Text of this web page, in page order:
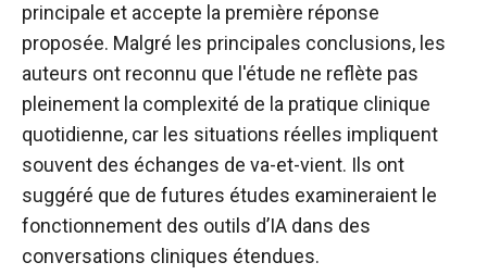
principale et accepte la première réponse
proposée. Malgré les principales conclusions, les
auteurs ont reconnu que l'étude ne reflète pas
pleinement la complexité de la pratique clinique
quotidienne, car les situations réelles impliquent
souvent des échanges de va-et-vient. Ils ont
suggéré que de futures études examineraient le
fonctionnement des outils d’IA dans des
conversations cliniques étendues.